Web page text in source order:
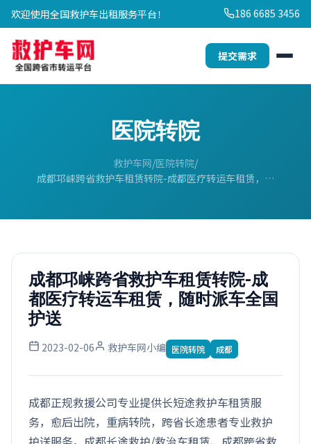
欢迎使用全国救护车出租服务平台！ 186 6685 3456
提交需求
医院转院
救护车网 医院转院
成都邛崃跨省救护车租赁转院-成都医疗转运车租赁，…
成都邛崃跨省救护车租赁转院-成
都医疗转运车租赁，随时派车全国
护送
2023-02-06 救护车网小编 医院转院 成都
成都正规救援公司专业提供长短途救护车租赁服
务，愈后出院，重病转院，跨省长途患者专业救护